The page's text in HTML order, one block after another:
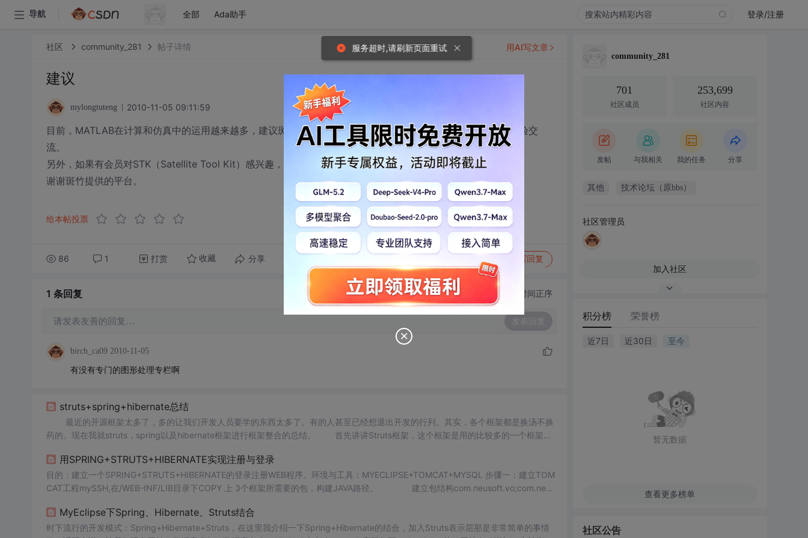
导航 全部 Ada助手 登录/注册
社区 community_281 帖子详情
建议
mylongtuteng 2010-11-05 09:11:59
目前，MATLAB在计算和仿真中的运用越来越多，建议斑竹能够开设MATLAB论坛以方便会员进行问题讨论和经验交
流。
另外，如果有会员对STK（Satellite Tool Kit）感兴趣，也可以一起来交流。
谢谢斑竹提供的平台。
给本帖投票
86 1 打赏 收藏 分享 写回复
用AI写文章
1 条回复 切换为时间正序
请发表友善的回复… 发表回复
birch_ca09 2010-11-05
有没有专门的图形处理专栏啊
struts+spring+hibernate总结
最近的开源框架太多了，多的让我们开发人员要学的东西太多了。有的人甚至已经想退出开发的行列。其实，各个框架都是换汤不换
药的。现在我就struts，spring以及hibernate框架进行框架整合的总结。 首先讲讲Struts框架，这个框架是用的比较多的一个框架。
用SPRING+STRUTS+HIBERNATE实现注册与登录
目的：建立一个SPRING+STRUTS+HIBERNATE的登录注册WEB程序。环境与工具：MYECLIPSE+TOMCAT+MYSQL 步骤一：建立TOM
CAT工程mySSH,在/WEB-INF/LIB目录下COPY 上 3个框架所需要的包，构建JAVA路径。 建立包结构com.neusoft.vo;com.neus
MyEclipse下Spring、Hibernate、Struts结合
时下流行的开发模式：Spring+Hibernate+Struts，在这里我介绍一下Spring+Hibernate的结合，加入Struts表示层那是非常简单的事情
community_281
701
社区成员
253,699
社区内容
发帖 与我相关 我的任务 分享
其他 技术论坛（原bbs）
社区管理员
加入社区
积分榜 荣誉榜
近7日 近30日 至今
暂无数据
查看更多榜单
社区公告
服务超时,请刷新页面重试